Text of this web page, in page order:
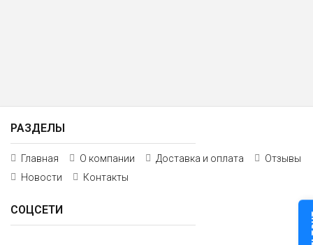
РАЗДЕЛЫ
Главная О компании Доставка и оплата
Отзывы
Новости
Контакты
СОЦСЕТИ